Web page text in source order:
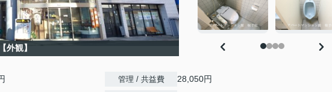
【外観】
管理 / 共益費 28,050円